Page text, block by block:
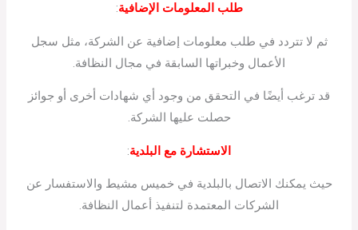
طلب المعلومات الإضافية:
ثم لا تتردد في طلب معلومات إضافية عن الشركة، مثل سجل
الأعمال وخبراتها السابقة في مجال النظافة.
قد ترغب أيضًا في التحقق من وجود أي شهادات أخرى أو جوائز
حصلت عليها الشركة.
الاستشارة مع البلدية:
حيث يمكنك الاتصال بالبلدية في خميس مشيط والاستفسار عن
الشركات المعتمدة لتنفيذ أعمال النظافة.